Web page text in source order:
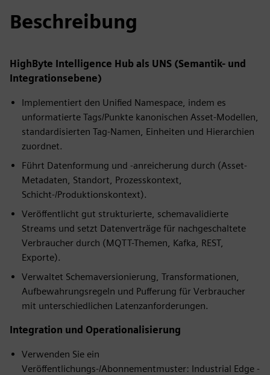
Beschreibung
HighByte Intelligence Hub als UNS (Semantik- und
Integrationsebene)
Implementiert den Unified Namespace, indem es
unformatierte Tags/Punkte kanonischen Asset-Modellen,
standardisierten Tag-Namen, Einheiten und Hierarchien
zuordnet.
Führt Datenformung und -anreicherung durch (Asset-
Metadaten, Standort, Prozesskontext,
Schicht-/Produktionskontext).
Veröffentlicht gut strukturierte, schemavalidierte
Streams und setzt Datenverträge für nachgeschaltete
Verbraucher durch (MQTT-Themen, Kafka, REST,
Exporte).
Verwaltet Schemaversionierung, Transformationen,
Aufbewahrungsregeln und Pufferung für Verbraucher
mit unterschiedlichen Latenzanforderungen.
Integration und Operationalisierung
Verwenden Sie ein
Veröffentlichungs-/Abonnementmuster: Industrial Edge -